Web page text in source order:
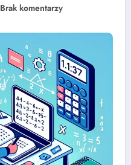
Brak komentarzy